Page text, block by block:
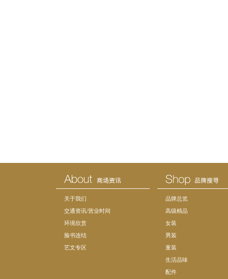
关于我们
交通资讯/营业时间
环境欣赏
脸书连结
艺文专区
品牌总览
高级精品
女装
男装
童装
生活品味
配件